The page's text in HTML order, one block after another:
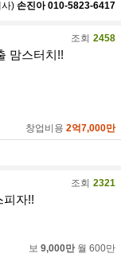
) 손진아 010-5823-6417
조회 2458
맘스터치!!
창업비용 2억7,000만
조회 2321
피자!!
보 9,000만 월 600만